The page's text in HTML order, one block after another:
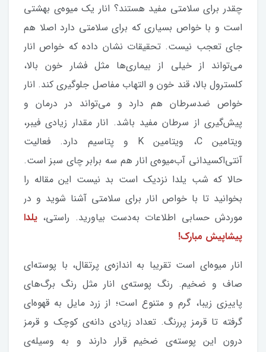
چقدر برای سلامتی مفید هستند؟ انار یک میوه‌ی بهشتی
است و با خواص بسیاری که برای سلامتی دارد اصلا هم
جای تعجب نیست. تحقیقات نشان داده که خواص انار
می‌تواند از خیلی از بیماری‌ها مثل فشار خون بالا،
کلسترول بالا، قند خون و التهاب مفاصل جلوگیری کند. انار
خواص ضد‌سرطان هم دارد و می‌تواند در درمان و
پیش‌گیری از سرطان مفید باشد. انار مقدار زیادی فیبر،
ویتامین C، ویتامین K و پتاسیم دارد. فعالیت
آنتی‌اکسیدانی آب‌میوه‌ی انار هم سه برابر چای سبز است.
حالا که شب یلدا نزدیک است بد نیست این مقاله را
بخوانید تا با خواص انار برای سلامتی آشنا شوید و در
موردش حسابی اطلاعات به‌دست بیاورید. راستی، یلدا
پیشاپیش مبارک!
انار میوه‌ای است تقریبا به اندازه‌ی پرتقال، با پوسته‌ای
صاف و ضخیم. رنگ پوسته‌ی انار مثل رنگ برگ‌های
پاییزی زیبا، گرم و متنوع است؛ از زرد مایل به قهوه‌ای
گرفته تا قرمز پررنگ. تعداد زیادی دانه‌ی کوچک و قرمز
درون این پوسته‌ی ضخیم قرار دارند و به وسیله‌ی